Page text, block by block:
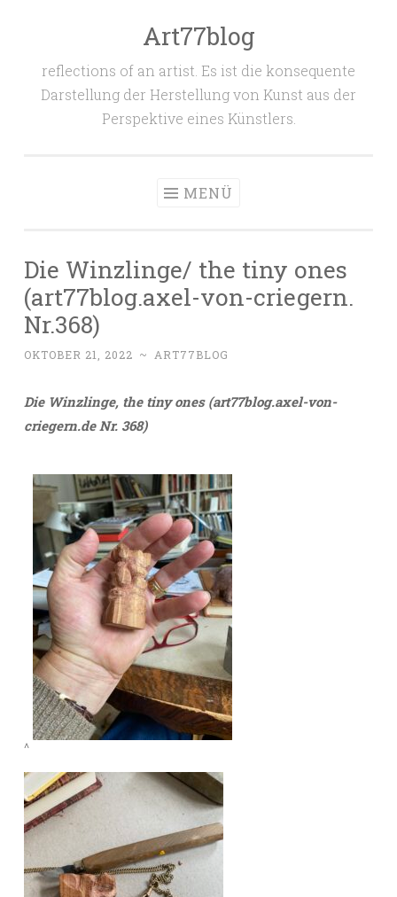
Art77blog
reflections of an artist. Es ist die konsequente
Darstellung der Herstellung von Kunst aus der
Perspektive eines Künstlers.
MENÜ
Die Winzlinge/ the tiny ones
(art77blog.axel-von-criegern.
Nr.368)
OKTOBER 21, 2022 ~ ART77BLOG
Die Winzlinge, the tiny ones (art77blog.axel-von-
criegern.de Nr. 368)
^